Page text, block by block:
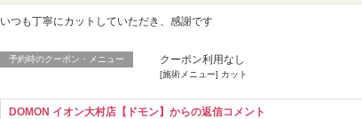
いつも丁寧にカットしていただき、感謝です
予約時のクーポン・メニュー クーポン利用なし
[施術メニュー] カット
DOMON イオン大村店【ドモン】からの返信コメント